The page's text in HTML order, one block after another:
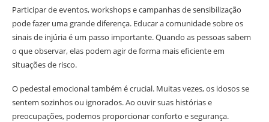
Participar de eventos, workshops e campanhas de sensibilização
pode fazer uma grande diferença. Educar a comunidade sobre os
sinais de injúria é um passo importante. Quando as pessoas sabem
o que observar, elas podem agir de forma mais eficiente em
situações de risco.
O pedestal emocional também é crucial. Muitas vezes, os idosos se
sentem sozinhos ou ignorados. Ao ouvir suas histórias e
preocupações, podemos proporcionar conforto e segurança.